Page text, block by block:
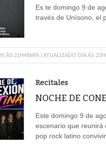
Es te domingo 9 de
través de Unísono, el
ÀS 21H48MIN | ATUALIZADO DIA ÀS
Recitales
NOCHE DE
Este domingo 9 de
escenario que reunirá
pop rock latino